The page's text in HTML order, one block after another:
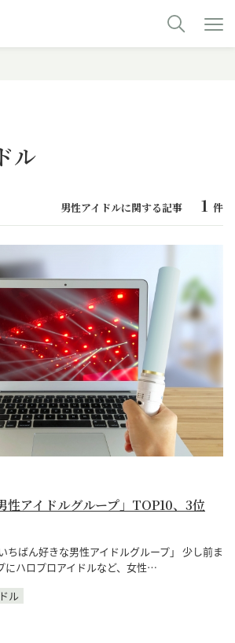
ル
男性アイドルに関する記事 1 件
性アイドルグループ」TOP10、3位
ちばん好きな男性アイドルグループ」 少し前ま
にハロプロアイドルなど、女性…
ル